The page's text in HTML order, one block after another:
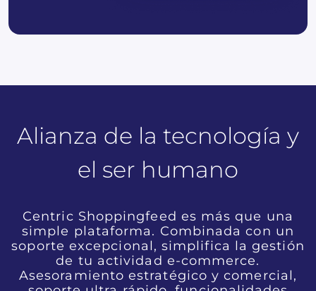
Alianza de la tecnología y
el ser humano
Centric Shoppingfeed es más que una
simple plataforma. Combinada con un
soporte excepcional, simplifica la gestión
de tu actividad e-commerce.
Asesoramiento estratégico y comercial,